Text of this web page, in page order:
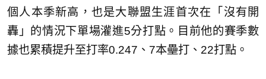
個人本季新高，也是大聯盟生涯首次在「沒有開
轟」的情況下單場灌進5分打點。目前他的賽季數
據也累積提升至打率0.247、7本壘打、22打點。